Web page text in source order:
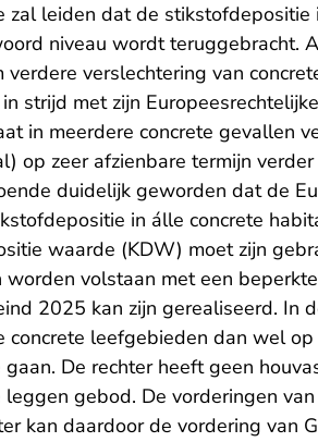
zal leiden dat de
niveau wordt teruggebracht.
verdere verslechtering van
strijd met zijn
in meerdere concrete gevallen
op zeer afzienbare termijn
duidelijk geworden dat de
in álle concrete
waarde (KDW) moet zijn
volstaan met een
2025 kan zijn gerealiseerd. In
leefgebieden dan wel
De rechter heeft geen
gebod. De vorderingen
kan daardoor de vordering van